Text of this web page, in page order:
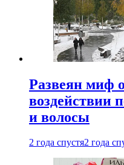
Развеян миф
воздействии
и волосы
2 года спустя2 года